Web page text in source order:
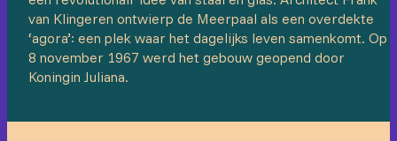
van Klingeren ontwierp de Meerpaal als een overdekte
‘agora’: een plek waar het dagelijks leven samenkomt. Op
8 november 1967 werd het gebouw geopend door
Koningin Juliana.